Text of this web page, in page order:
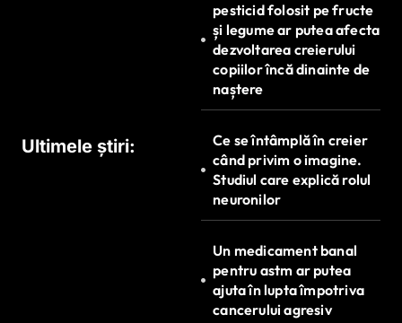
Ultimele știri:
pesticid folosit pe fructe
și legume ar putea afecta
dezvoltarea creierului
copiilor încă dinainte de
naștere
Ce se întâmplă în creier
când privim o imagine.
Studiul care explică rolul
neuronilor
Un medicament banal
pentru astm ar putea
ajuta în lupta împotriva
cancerului agresiv